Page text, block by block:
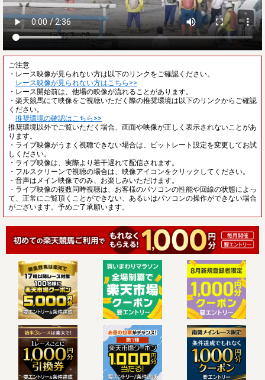
ご注意
・レース映像が見られない方は以下のリンクをご確認ください。
レース映像が見られない方はこちら>>
・レース開始前は、他場の映像が流れることがあります。
・楽天競馬にて映像をご視聴いただく際の推奨環境は以下のリンクからご確認
ください。
推奨環境の確認はこちら>>
推奨環境以外でご覧いただく場合、画面や映像が正しく表示されないことがあ
ります。
・ライブ映像がうまく視聴できない場合は、ビットレート設定を変更してお試
しください。
・ライブ映像は、実際より若干遅れて配信されます。
・フルスクリーンで視聴の場合は、映像アイコンをクリックしてください。
・音声はメイン映像でのみ、お楽しみいただけます。
・ライブ映像の複数同時視聴は、お客様のパソコンの性能や回線の状態によっ
て、正常にご覧頂くことができない、あるいはパソコンの操作ができない場合
がございます。予めご了承願います。